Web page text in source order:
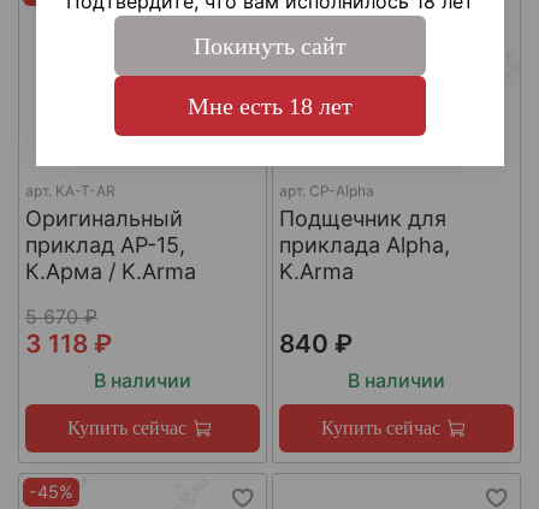
арт. KA-T-AR
Оригинальный
приклад AР-15,
К.Арма / K.Arma
5 670 ₽
3 118 ₽
В наличии
Купить сейчас
арт. CP-Alpha
Подщечник для
приклада Alpha,
K.Arma
840 ₽
В наличии
Купить сейчас
-45%
Покинуть сайт
Мне есть 18 лет